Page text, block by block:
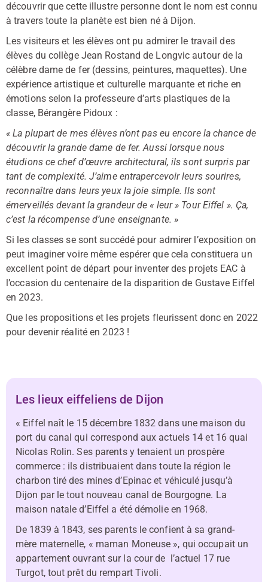
découvrir que cette illustre personne dont le nom est connu
à travers toute la planète est bien né à Dijon.
Les visiteurs et les élèves ont pu admirer le travail des
élèves du collège Jean Rostand de Longvic autour de la
célèbre dame de fer (dessins, peintures, maquettes). Une
expérience artistique et culturelle marquante et riche en
émotions selon la professeure d’arts plastiques de la
classe, Bérangère Pidoux :
« La plupart de mes élèves n’ont pas eu encore la chance de
découvrir la grande dame de fer. Aussi lorsque nous
étudions ce chef d’œuvre architectural, ils sont surpris par
tant de complexité. J’aime entrapercevoir leurs sourires,
reconnaître dans leurs yeux la joie simple. Ils sont
émerveillés devant la grandeur de « leur » Tour Eiffel ». Ça,
c’est la récompense d’une enseignante. »
Si les classes se sont succédé pour admirer l’exposition on
peut imaginer voire même espérer que cela constituera un
excellent point de départ pour inventer des projets EAC à
l’occasion du centenaire de la disparition de Gustave Eiffel
en 2023.
Que les propositions et les projets fleurissent donc en 2022
pour devenir réalité en 2023 !
Les lieux eiffeliens de Dijon
« Eiffel naît le 15 décembre 1832 dans une maison du
port du canal qui correspond aux actuels 14 et 16 quai
Nicolas Rolin. Ses parents y tenaient un prospère
commerce : ils distribuaient dans toute la région le
charbon tiré des mines d’Epinac et véhiculé jusqu’à
Dijon par le tout nouveau canal de Bourgogne. La
maison natale d’Eiffel a été démolie en 1968.
De 1839 à 1843, ses parents le confient à sa grand-
mère maternelle, « maman Moneuse », qui occupait un
appartement ouvrant sur la cour de l’actuel 17 rue
Turgot, tout prêt du rempart Tivoli.